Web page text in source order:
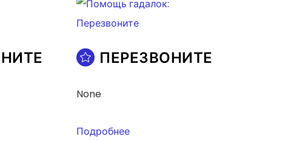
ПЕРЕЗВОНИТЕ
None
Подробнее